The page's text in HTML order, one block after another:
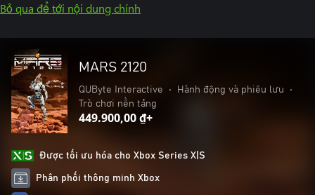
Bỏ qua để tới nội dung chính
MARS 2120
QUByte Interactive • Hành động và phiêu lưu
•
Trò chơi nền tảng
449.900,00 ₫+
Được tối ưu hóa cho Xbox Series X|S
Phân phối thông minh Xbox